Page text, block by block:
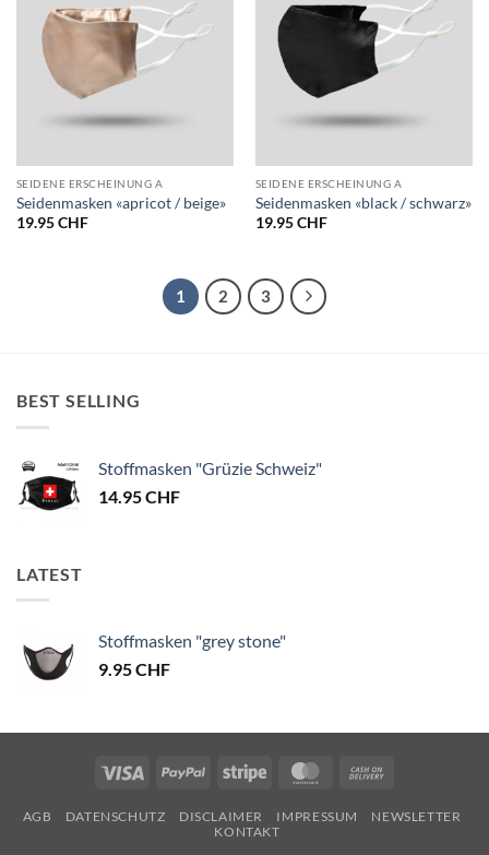
SEIDENE ERSCHEINUNG A
Seidenmasken «apricot / beige»
19.95CHF
SEIDENE ERSCHEINUNG A
Seidenmasken «black / schwarz»
19.95CHF
1 2 3
BEST SELLING
Stoffmasken "Grüzie Schweiz"
14.95CHF
LATEST
Stoffmasken "grey stone"
9.95CHF
Visa PayPal Stripe MasterCard
Delivery
AGB DATENSCHUTZ DISCLAIMER IMPRESSUM
NEWSLETTER
KONTAKT